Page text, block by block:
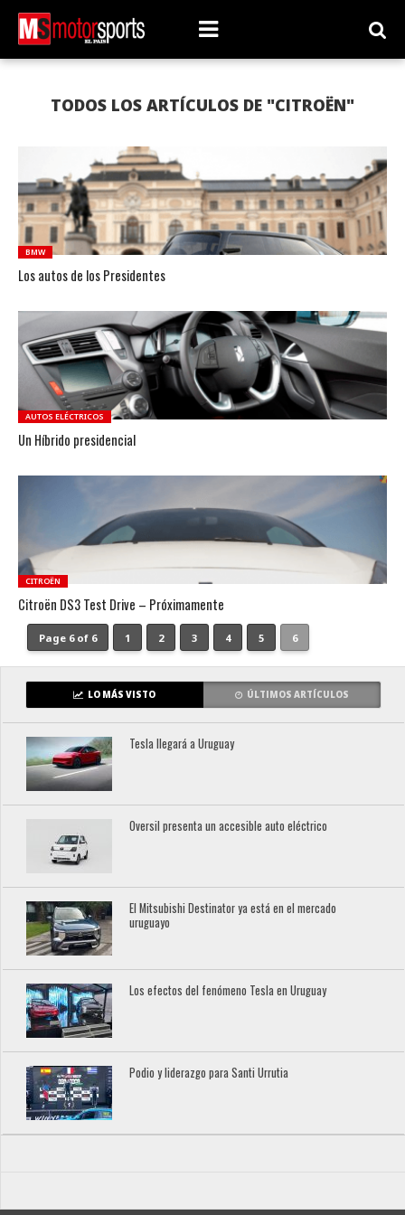
TODOS LOS ARTÍCULOS DE "CITROËN"
BMW
Los autos de los Presidentes
AUTOS ELÉCTRICOS
Un Híbrido presidencial
CITROËN
Citroën DS3 Test Drive – Próximamente
Page 6 of 6 1 2 3 4 5 6
LO MÁS VISTO ÚLTIMOS ARTÍCULOS
Tesla llegará a Uruguay
Oversil presenta un accesible auto eléctrico
El Mitsubishi Destinator ya está en el mercado
uruguayo
Los efectos del fenómeno Tesla en Uruguay
Podio y liderazgo para Santi Urrutia